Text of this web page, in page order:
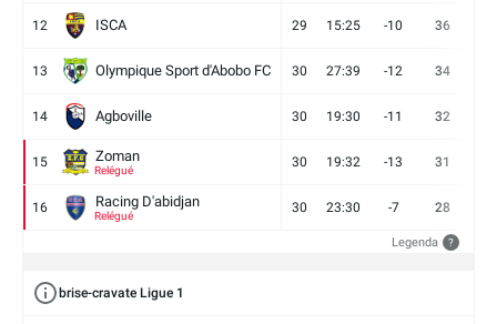
12 ISCA 29 15:25 -10 36
13 Olympique Sport d'Abobo FC 30 27:39 -12 34
14 Agboville 30 19:30 -11 32
15 Zoman
Relégué
30 19:32 -13 31
16 Racing D'abidjan
Relégué
30 23:30 -7 28
Legenda ?
brise-cravate Ligue 1